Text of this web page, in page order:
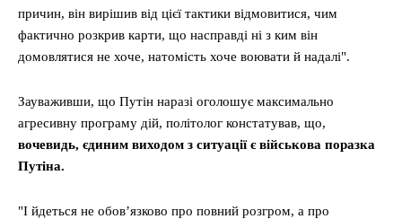
причин, він вирішив від цієї тактики відмовитися, чим
фактично розкрив карти, що насправді ні з ким він
домовлятися не хоче, натомість хоче воювати й надалі".
Зауваживши, що Путін наразі оголошує максимально
агресивну програму дій, політолог констатував, що,
вочевидь, єдиним виходом з ситуації є військова поразка
Путіна.
"І йдеться не обов’язково про повний розгром, а про